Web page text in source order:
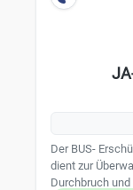
Der BUS-
dient zur
Durchbruch und